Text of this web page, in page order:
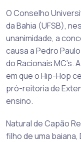
O Conselho
da Bahia (UFSB),
unanimidade, a
causa a Pedro
do Racionais MC’s.
em que o Hip-Hop
pró-reitoria de
ensino.
Natural de Capão
filho de uma